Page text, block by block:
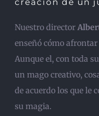
Nuestro director
enseñó cómo
Aunque el, con toda
un mago creativo,
de acuerdo los que le
su magia.